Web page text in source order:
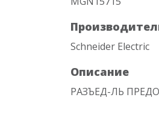
Schneider Electric
Описание
РАЗЪЕД-ЛЬ